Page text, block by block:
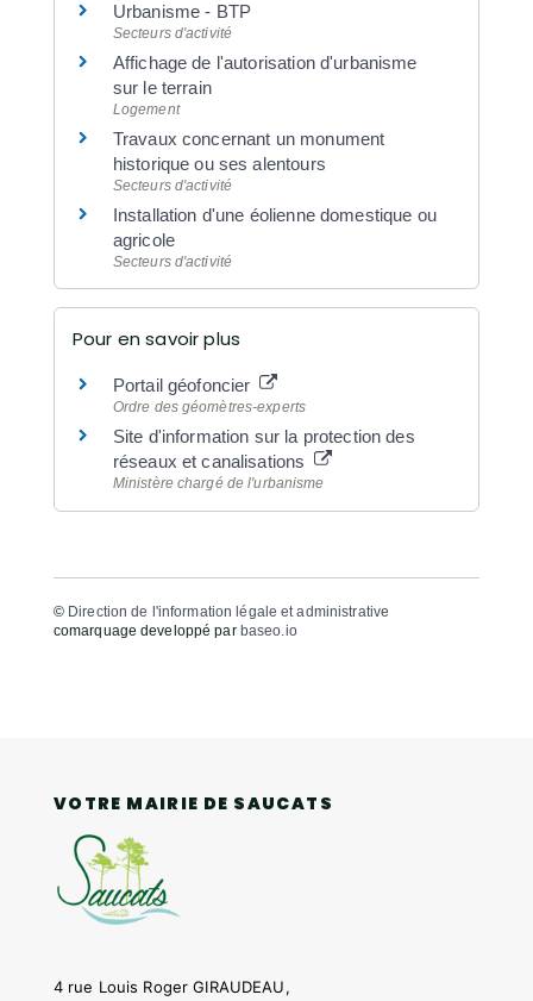
Urbanisme - BTP
Secteurs d'activité
Affichage de l'autorisation d'urbanisme
sur le terrain
Logement
Travaux concernant un monument
historique ou ses alentours
Secteurs d'activité
Installation d'une éolienne domestique ou
agricole
Secteurs d'activité
Pour en savoir plus
Portail géofoncier
Ordre des géomètres-experts
Site d'information sur la protection des
réseaux et canalisations
Ministère chargé de l'urbanisme
© Direction de l'information légale et administrative
comarquage developpé par baseo.io
VOTRE MAIRIE DE SAUCATS
4 rue Louis Roger GIRAUDEAU,